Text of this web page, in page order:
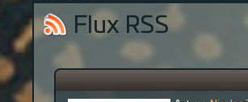
Flux RSS